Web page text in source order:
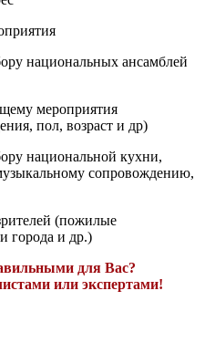
национальных ансамблей
мероприятия
пол, возраст и др)
национальной кухни,
сопровождению,
(пожилые
города и др.)
для Вас?
или экспертами!